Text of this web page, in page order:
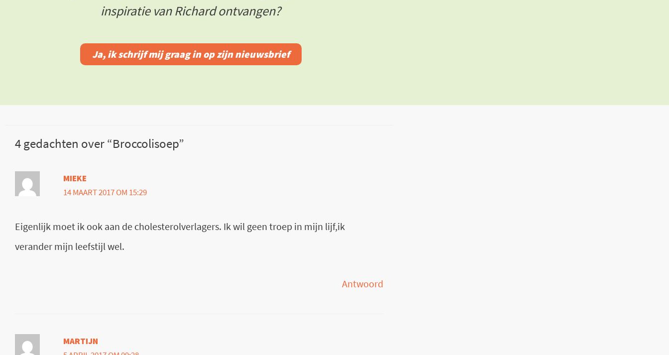
inspiratie van Richard ontvangen?
Ja, ik schrijf mij graag in op zijn nieuwsbrief
4 gedachten over “Broccolisoep”
MIEKE
14 MAART 2017 OM 15:29
Eigenlijk moet ik ook aan de cholesterolverlagers. Ik wil geen troep in mijn lijf,ik
verander mijn leefstijl wel.
Antwoord
MARTIJN